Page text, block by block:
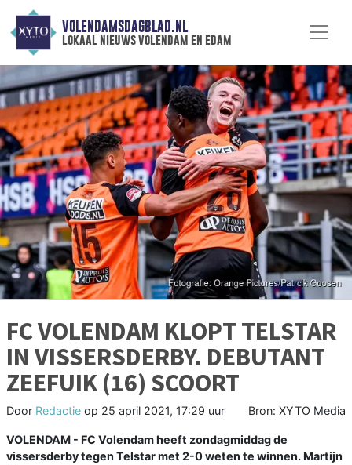
VOLENDAMSDAGBLAD.NL
lokaal nieuws volendam en edam
FC VOLENDAM KLOPT TELSTAR
IN VISSERSDERBY. DEBUTANT
ZEEFUIK (16) SCOORT
Door Redactie op 25 april 2021, 17:29 uur Bron: XYTO Media
VOLENDAM - FC Volendam heeft zondagmiddag de
vissersderby tegen Telstar met 2-0 weten te winnen. Martijn